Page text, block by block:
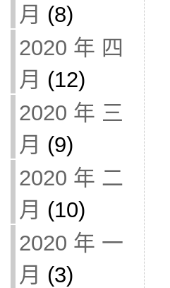
月 (8)
2020 年 四
月 (12)
2020 年 三
月 (9)
2020 年 二
月 (10)
2020 年 一
月 (3)